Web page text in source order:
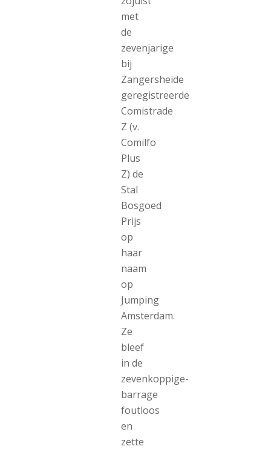
met
de
zevenjarige
bij
Zangersheide
geregistreerde
Comistrade
Z (v.
Comilfo
Plus
Z) de
Stal
Bosgoed
Prijs
op
haar
naam
op
Jumping
Amsterdam.
Ze
bleef
in de
zevenkoppige-
barrage
foutloos
en
zette